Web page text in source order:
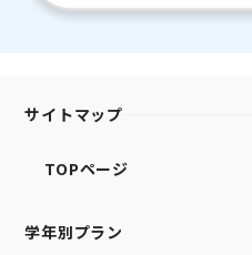
サイトマップ
TOPページ
学年別プラン